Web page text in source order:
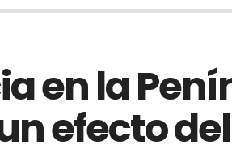
en la
efecto